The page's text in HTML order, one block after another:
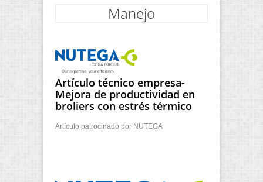
Manejo
Artículo técnico empresa-
Mejora de productividad en
broliers con estrés térmico
Artículo patrocinado por NUTEGA